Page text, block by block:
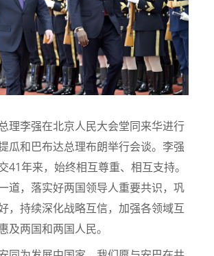
理李强在北京人民大会堂同来华进行
瓜和巴布达总理布朗举行会谈。李强
41年来，始终相互尊重、相互支持。
道，落实好两国领导人重要共识，巩
，持续深化战略互信，加强各领域互
及两国和两国人民。